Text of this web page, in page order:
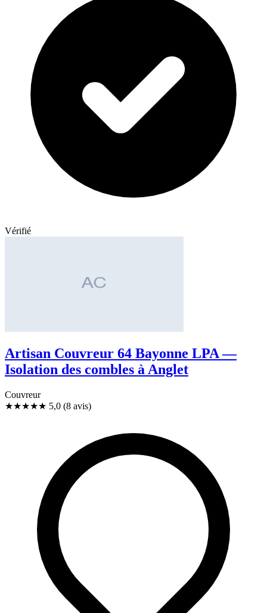
Vérifié
Artisan Couvreur 64 Bayonne LPA —
Isolation des combles à Anglet
Couvreur
★★★★★ 5,0 (8 avis)